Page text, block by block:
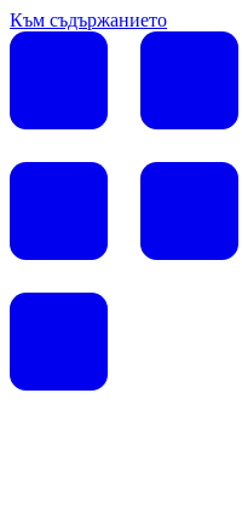
Към съдържанието